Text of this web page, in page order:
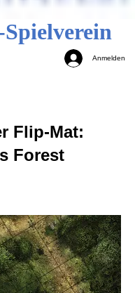
Anmelden
Flip-Mat:
Forest